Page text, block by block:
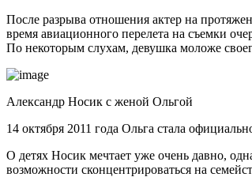
После разрыва отношения актер на
время авиационного перелета на съемки
По некоторым слухам, девушка моложе
Александр Носик с женой Ольгой
14 октября 2011 года Ольга стала
О детях Носик мечтает уже очень давно,
возможности сконцентрироваться на